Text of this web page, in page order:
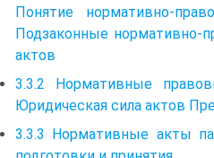
Понятие норма­тивно-
Подзаконные нормативно-
актов
3.3.2 Нормативные
Юридическая сила актов
3.3.3 Нормативные акты